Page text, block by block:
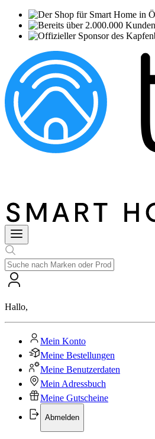
Hallo,
Mein Konto
Meine Bestellungen
Meine Benutzerdaten
Mein Adressbuch
Meine Gutscheine
Abmelden